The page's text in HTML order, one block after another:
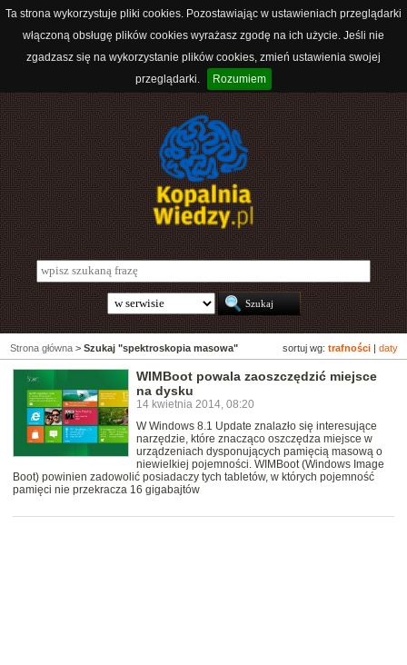
Ta strona wykorzystuje pliki cookies. Pozostawiając w ustawieniach przeglądarki
włączoną obsługę plików cookies wyrażasz zgodę na ich użycie. Jeśli nie
zgadzasz się na wykorzystanie plików cookies, zmień ustawienia swojej
przeglądarki.
Rozumiem
sortuj wg: trafności daty
Strona główna > Szukaj "spektroskopia masowa"
WIMBoot powala zaoszczędzić miejsce
na dysku
14 kwietnia 2014, 08:20
W Windows 8.1 Update znalazło się interesujące
narzędzie, które znacząco oszczędza miejsce w
urządzeniach dysponujących pamięcią masową o
niewielkiej pojemności. WIMBoot (Windows Image
Boot) powinien zadowolić posiadaczy tych tabletów, w których pojemność
pamięci nie przekracza 16 gigabajtów